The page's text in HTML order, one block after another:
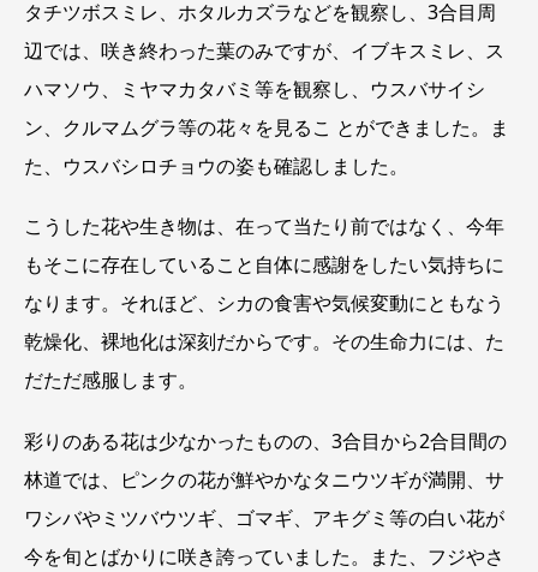
タチツボスミレ、ホタルカズラなどを観察し、3合目周
辺では、咲き終わった葉のみですが、イブキスミレ、ス
ハマソウ、ミヤマカタバミ等を観察し、ウスバサイシ
ン、クルマムグラ等の花々を見るこ とができました。ま
た、ウスバシロチョウの姿も確認しました。
こうした花や生き物は、在って当たり前ではなく、今年
もそこに存在していること自体に感謝をしたい気持ちに
なります。それほど、シカの食害や気候変動にともなう
乾燥化、裸地化は深刻だからです。その生命力には、た
だただ感服します。
彩りのある花は少なかったものの、3合目から2合目間の
林道では、ピンクの花が鮮やかなタニウツギが満開、サ
ワシバやミツバウツギ、ゴマギ、アキグミ等の白い花が
今を旬とばかりに咲き誇っていました。また、フジやさ